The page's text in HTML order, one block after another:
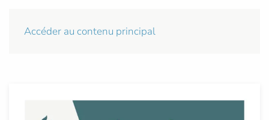
Accéder au contenu principal